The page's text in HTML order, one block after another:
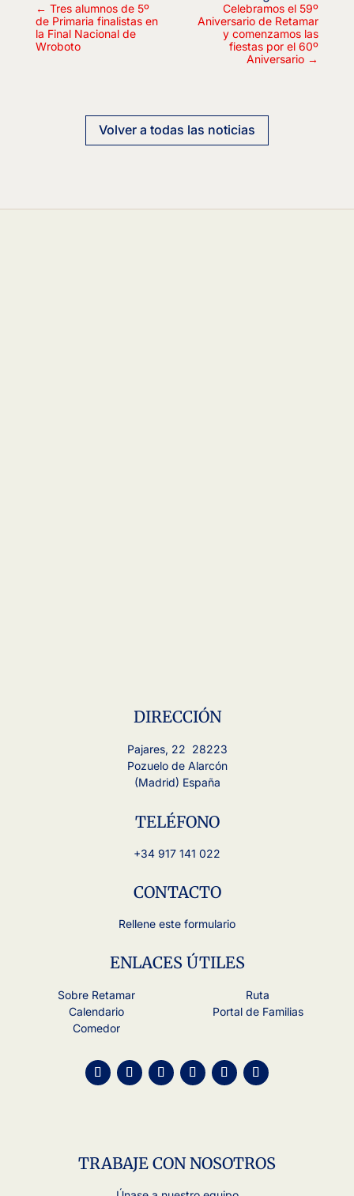
← Tres alumnos de 5º
de Primaria finalistas en
la Final Nacional de
Wroboto
Celebramos el 59º
Aniversario de Retamar
y comenzamos las
fiestas por el 60º
Aniversario →
Volver a todas las noticias
DIRECCIÓN
Pajares, 22 28223
Pozuelo de Alarcón
(Madrid) España
TELÉFONO
+34 917 141 022
CONTACTO
Rellene este formulario
ENLACES ÚTILES
Sobre Retamar
Calendario
Comedor
Ruta
Portal de Familias
TRABAJE CON NOSOTROS